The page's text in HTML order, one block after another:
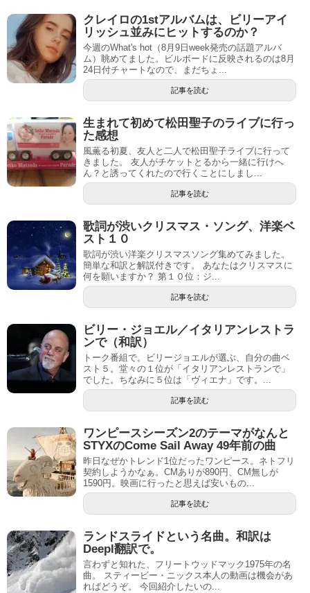
クレイロの1stアルバムは、ビリーアイ
リッシュ並みにヒットするのか？
今週のWhat's hot（8月9日week発売の話題アルバ
ム）眺めてました。ビルボードに反映されるのは8月
24日付チャートなので、まだちょ...
記事を読む
生まれて初めて松田聖子のライブに行っ
た感想
風薫る初夏、友人と二人で松田聖子ライブに行って
きました。 友人がチケットとるから一緒に行けへ
ん？と誘ってくれたので行くことにしまし...
記事を読む
歌詞が渋いクリスマス・ソング、洋楽ベ
スト１０
歌詞が渋い洋楽クリスマスソング集めてみました。
簡単な和訳と解説付きです。 あなたはクリスマスに
何を願いますか？ 第１０位：ジ...
記事を読む
ビリー・ジョエル／イタリアンレストラ
ンで（和訳）
トーク番組で。ビリージョエルが選ぶ、自分の曲ベ
スト５。堂々の１位が「イタリアンレストランで」
でした。ちなみに５位は「ヴィエナ」です。...
記事を読む
ワンピースシーズン2のテーマがなんと
STYXのCome Sail Away 49年前の曲
昨日なぜかトレンド1位だったワンピース。ネトフリ
契約しようかなぁ。CMありが890円、CM無しが
1590円。映画に行ったと思えば安いもの...
記事を読む
ランドスライドという名曲。和訳は
Deepl翻訳で。
言わずと知れた、フリートウッドマック1975年の名
曲。 スティービー・ニックス本人の動画は機会があ
ればどうぞ。 今回紹介したいの...